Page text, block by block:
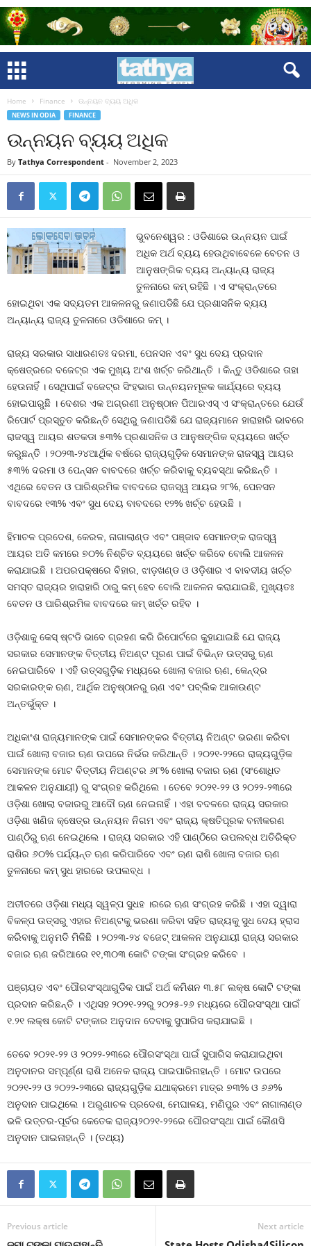
Home Finance ଉନ୍ନୟନ ବ୍ୟୟ ଅଧିକ
NEWS IN ODIA FINANCE
ଉନ୍ନୟନ ବ୍ୟୟ ଅଧିକ
By Tathya Correspondent - November 2, 2023
ଭୁବନେଶ୍ୱର : ଓଡିଶାରେ ଉନ୍ନୟନ ପାଇଁ
ଅଧିକ ଅର୍ଥ ବ୍ୟୟ ହେଉଥିବାବେଳେ ବେତନ ଓ
ଆନୁଷଙ୍ଗିକ ବ୍ୟୟ ଅନ୍ୟାନ୍ୟ ରାଜ୍ୟ
ତୁଳନାରେ କମ୍‍ ରହିଛି । ଏ ସଂକ୍ରାନ୍ତରେ
ହୋଇଥିବା ଏକ ସଦ୍ୟତମ ଆକଳନରୁ ଜଣାପଡିଛି ଯେ ପ୍ରଶାସନିକ ବ୍ୟୟ
ଅନ୍ୟାନ୍ୟ ରାଜ୍ୟ ତୁଳନାରେ ଓଡିଶାରେ କମ୍‍ ।
ରାଜ୍ୟ ସରକାର ସାଧାରଣତଃ ଦରମା, ପେନସନ ଏବଂ ସୁଧ ଦେୟ ପ୍ରଦାନ
କ୍ଷେତ୍ରରେ ବଜେଟ୍‍ର ଏକ ମୁଖ୍ୟ ଅଂଶ ଖର୍ଚ୍ଚ କରିଥାନ୍ତି । କିନ୍ତୁ ଓଡିଶାରେ ତାହା
ହେଉନାହିଁ । ସେଥିପାଇଁ ବଜେଟ୍‍ର ସିଂହଭାଗ ଉନ୍ନୟନମୂଳକ କାର୍ଯ୍ୟରେ ବ୍ୟୟ
ହୋଇପାରୁଛି । ଦେଶର ଏକ ଅଗ୍ରଣୀ ଅନୁଷ୍ଠାନ ପିଆରଏସ୍‍ ଏ ସଂକ୍ରାନ୍ତରେ ଯେଉଁ
ରିପୋର୍ଟ ପ୍ରସ୍ତୁତ କରିଛନ୍ତି ସେଥିରୁ ଜଣାପଡିଛି ଯେ ରାଜ୍ୟମାନେ ହାରାହାରି ଭାବରେ
ରାଜସ୍ୱ ଆୟର ଶତକଡା ୫୩% ପ୍ରଶାସନିକ ଓ ଆନୁଷଙ୍ଗିକ ବ୍ୟୟରେ ଖର୍ଚ୍ଚ
କରୁଛନ୍ତି । ୨୦୨୩-୨୪ଆର୍ଥିକ ବର୍ଷରେ ରାଜ୍ୟଗୁଡ଼ିକ ସେମାନଙ୍କ ରାଜସ୍ୱ ଆୟର
୫୩% ଦରମା ଓ ପେନ୍‍ସନ ବାବଦରେ ଖର୍ଚ୍ଚ କରିବାକୁ ବ୍ୟବସ୍ଥା କରିଛନ୍ତି ।
ଏଥିରେ ବେତନ ଓ ପାରିଶ୍ରମିକ ବାବଦରେ ରାଜସ୍ୱ ଆୟର ୨୮%, ପେନସନ
ବାବଦରେ ୧୩% ଏବଂ ସୁଧ ଦେୟ ବାବଦରେ ୧୨% ଖର୍ଚ୍ଚ ହେଉଛି ।
ହିମାଚଳ ପ୍ରଦେଶ, କେରଳ, ନାଗାଲାଣ୍ଡ ଏବଂ ପଞ୍ଜାବ ସେମାନଙ୍କ ରାଜସ୍ୱ
ଆୟର ଅତି କମରେ ୭୦% ନିଶ୍ଚିତ ବ୍ୟୟରେ ଖର୍ଚ୍ଚ କରିବେ ବୋଲି ଆକଳନ
କରାଯାଇଛି । ଅପରପକ୍ଷରେ ବିହାର, ଝାଡ଼ଖଣ୍ଡ ଓ ଓଡ଼ିଶାର ଏ ବାବଦୀୟ ଖର୍ଚ୍ଚ
ସମସ୍ତ ରାଜ୍ୟର ହାରାହାରି ଠାରୁ କମ୍ ହେବ ବୋଲି ଆକଳନ କରାଯାଇଛି, ମୁଖ୍ୟତଃ
ବେତନ ଓ ପାରିଶ୍ରମିକ ବାବଦରେ କମ୍ ଖର୍ଚ୍ଚ ରହିବ ।
ଓଡ଼ିଶାକୁ କେସ୍ ଷ୍ଟଡି ଭାବେ ଗ୍ରହଣ କରି ରିପୋର୍ଟରେ କୁହାଯାଇଛି ଯେ ରାଜ୍ୟ
ସରକାର ସେମାନଙ୍କ ବିତ୍ତୀୟ ନିଅଣ୍ଟ ପୂରଣ ପାଇଁ ବିଭିନ୍ନ ଉତ୍ସରୁ ଋଣ
ନେଇପାରିବେ । ଏହି ଉତ୍ସଗୁଡ଼ିକ ମଧ୍ୟରେ ଖୋଲା ବଜାର ଋଣ, କେନ୍ଦ୍ର
ସରକାରଙ୍କ ଋଣ, ଆର୍ଥିକ ଅନୁଷ୍ଠାନରୁ ଋଣ ଏବଂ ପବ୍ଲିକ ଆକାଉଣ୍ଟ
ଅନ୍ତର୍ଭୁକ୍ତ ।
ଅଧିକାଂଶ ରାଜ୍ୟମାନଙ୍କ ପାଇଁ ସେମାନଙ୍କର ବିତ୍ତୀୟ ନିଅଣ୍ଟ ଭରଣା କରିବା
ପାଇଁ ଖୋଲା ବଜାର ଋଣ ଉପରେ ନିର୍ଭର କରିଥାନ୍ତି । ୨୦୨୧-୨୨ରେ ରାଜ୍ୟଗୁଡ଼ିକ
ସେମାନଙ୍କ ମୋଟ ବିତ୍ତୀୟ ନିଅଣ୍ଟର ୬୮% ଖୋଲା ବଜାର ଋଣ (ସଂଶୋଧିତ
ଆକଳନ ଅନୁଯାୟୀ) ରୁ ସଂଗ୍ରହ କରିଥିଲେ । ତେବେ ୨୦୨୧-୨୨ ଓ ୨୦୨୨-୨୩ରେ
ଓଡ଼ିଶା ଖୋଲା ବଜାରରୁ ଆଦୌ ଋଣ ନେଇନାହିଁ । ଏହା ବଦଳରେ ରାଜ୍ୟ ସରକାର
ଓଡ଼ିଶା ଖଣିଜ କ୍ଷେତ୍ର ଉନ୍ନୟନ ନିଗମ ଏବଂ ରାଜ୍ୟ କ୍ଷତିପୂରକ ବନୀକରଣ
ପାଣ୍ଠିରୁ ଋଣ ନେଇଥିଲେ । ରାଜ୍ୟ ସରକାର ଏହି ପାଣ୍ଠିରେ ଉପଲବ୍ଧ ଅତିରିକ୍ତ
ରାଶିର ୬୦% ପର୍ଯ୍ୟନ୍ତ ଋଣ କରିପାରିବେ ଏବଂ ଋଣ ରାଶି ଖୋଲା ବଜାର ଋଣ
ତୁଳନାରେ କମ୍ ସୁଧ ହାରରେ ଉପଲବ୍ଧ ।
ଅତୀତରେ ଓଡ଼ିଶା ମଧ୍ୟ ସ୍ୱଳ୍ପ ସୁଧହ ।ରରେ ଋଣ ସଂଗ୍ରହ କରିଛି । ଏହା ଦ୍ୱାରା
ବିକଳ୍ପ ଉତ୍ସରୁ ଏହାର ନିଅଣ୍ଟକୁ ଭରଣା କରିବା ସହିତ ରାଜ୍ୟକୁ ସୁଧ ଦେୟ ହ୍ରାସ
କରିବାକୁ ଅନୁମତି ମିଳିଛି । ୨୦୨୩-୨୪ ବଜେଟ୍ ଆକଳନ ଅନୁଯାୟୀ ରାଜ୍ୟ ସରକାର
ବଜାର ଋଣ ଜରିଆରେ ୧୧,୩୦୩ କୋଟି ଟଙ୍କା ସଂଗ୍ରହ କରିବେ ।
ପଞ୍ଚାୟତ ଏବଂ ପୌରସଂସ୍ଥାଗୁଡିକ ପାଇଁ ଅର୍ଥ କମିଶନ ୩.୫୮ ଲକ୍ଷ କୋଟି ଟଙ୍କା
ପ୍ରଦାନ କରିଛନ୍ତି । ଏଥିସହ ୨୦୨୧-୨୨ରୁ ୨୦୨୫-୨୬ ମଧ୍ୟରେ ପୌରସଂସ୍ଥା ପାଇଁ
୧.୨୧ ଲକ୍ଷ କୋଟି ଟଙ୍କାର ଅନୁଦାନ ଦେବାକୁ ସୁପାରିସ କରାଯାଇଛି ।
ତେବେ ୨୦୨୧-୨୨ ଓ ୨୦୨୨-୨୩ରେ ପୌରସଂସ୍ଥା ପାଇଁ ସୁପାରିସ କରାଯାଇଥିବା
ଅନୁଦାନର ସମ୍ପୂର୍ଣ୍ଣ ରାଶି ଅନେକ ରାଜ୍ୟ ପାଇପାରିନାହାନ୍ତି । ମୋଟ ଉପରେ
୨୦୨୧-୨୨ ଓ ୨୦୨୨-୨୩ରେ ରାଜ୍ୟଗୁଡ଼ିକ ଯଥାକ୍ରମେ ମାତ୍ର ୭୩% ଓ ୬୬%
ଅନୁଦାନ ପାଇଥିଲେ । ଅରୁଣାଚଳ ପ୍ରଦେଶ, ମେଘାଳୟ, ମଣିପୁର ଏବଂ ନାଗାଲାଣ୍ଡ
ଭଳି ଉତ୍ତର-ପୂର୍ବର କେତେକ ରାଜ୍ୟ୨୦୨୧-୨୨ରେ ପୌରସଂସ୍ଥା ପାଇଁ କୌଣସି
ଅନୁଦାନ ପାଇନାହାନ୍ତି । (ତଥ୍ୟ)
Previous article Next article